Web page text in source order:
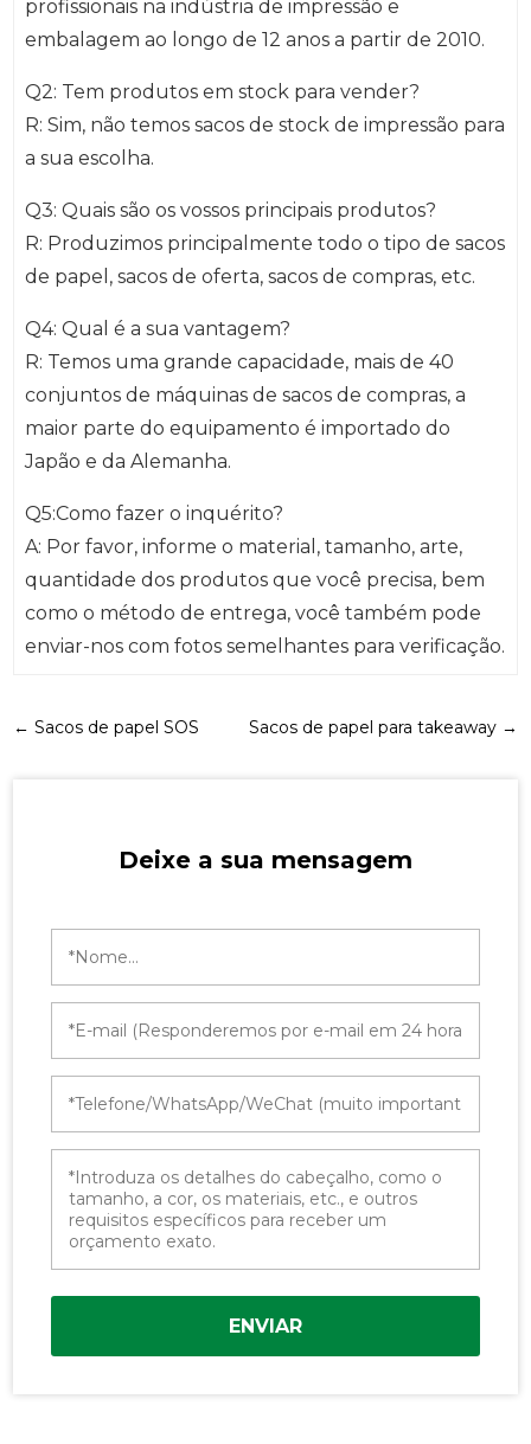
profissionais na indústria de impressão e
embalagem ao longo de 12 anos a partir de 2010.
Q2: Tem produtos em stock para vender?
R: Sim, não temos sacos de stock de impressão para
a sua escolha.
Q3: Quais são os vossos principais produtos?
R: Produzimos principalmente todo o tipo de sacos
de papel, sacos de oferta, sacos de compras, etc.
Q4: Qual é a sua vantagem?
R: Temos uma grande capacidade, mais de 40
conjuntos de máquinas de sacos de compras, a
maior parte do equipamento é importado do
Japão e da Alemanha.
Q5:Como fazer o inquérito?
A: Por favor, informe o material, tamanho, arte,
quantidade dos produtos que você precisa, bem
como o método de entrega, você também pode
enviar-nos com fotos semelhantes para verificação.
←Sacos de papel SOS Sacos de papel para takeaway→
Deixe a sua mensagem
ENVIAR